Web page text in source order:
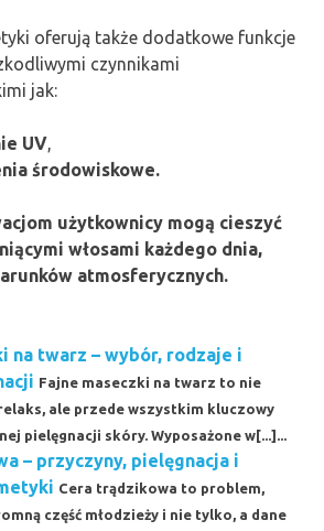
oferują także dodatkowe funkcje
czynnikami
jak:
UV,
środowiskowe.
użytkownicy mogą cieszyć
włosami każdego dnia,
atmosferycznych.
na twarz – wybór, rodzaje i
Fajne maseczki na twarz to nie
ale przede wszystkim kluczowy
pielęgnacji skóry. Wyposażone w[...]...
– przyczyny, pielęgnacja i
Cera trądzikowa to problem,
część młodzieży i nie tylko, a dane